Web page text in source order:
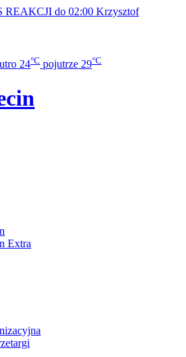
REAKCJI do 02:00 Krzysztof
24°C pojutrze 29°C
Extra